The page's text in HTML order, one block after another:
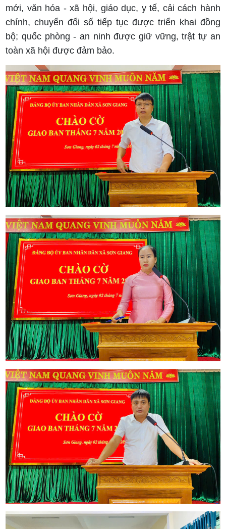
mới, văn hóa - xã hội, giáo dục, y tế, cải cách hành
chính, chuyển đổi số tiếp tục được triển khai đồng
bộ; quốc phòng - an ninh được giữ vững, trật tự an
toàn xã hội được đảm bảo.